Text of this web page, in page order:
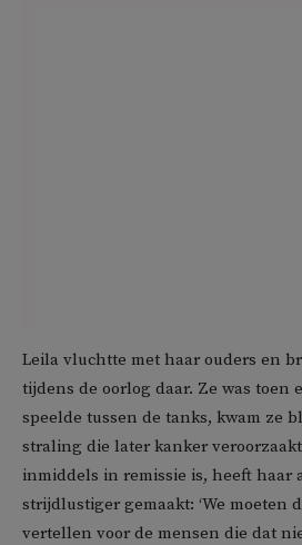
Leila vluchtte met haar ouders en
tijdens de oorlog daar. Ze was toen
speelde tussen de tanks, kwam ze
straling die later kanker
inmiddels in remissie is, heeft haar
strijdlustiger gemaakt: ‘We moeten
vertellen voor de mensen die dat